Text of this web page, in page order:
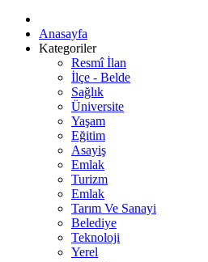
Anasayfa
Kategoriler
Resmî İlan
İlçe - Belde
Sağlık
Üniversite
Yaşam
Eğitim
Asayiş
Emlak
Turizm
Emlak
Tarım Ve Sanayi
Belediye
Teknoloji
Yerel